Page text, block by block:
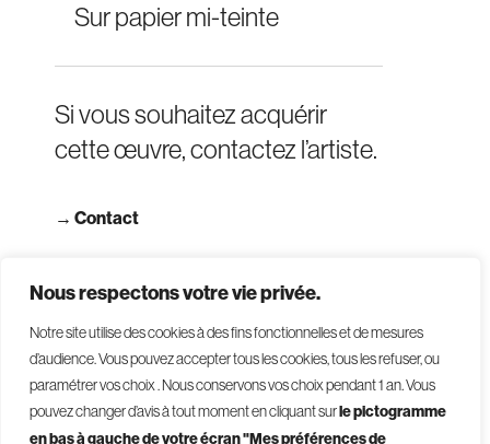
Nous respectons votre vie privée.
Notre site utilise des cookies à des fins fonctionnelles et de mesures
d’audience. Vous pouvez accepter tous les cookies, tous les refuser, ou
paramétrer vos choix . Nous conservons vos choix pendant 1 an.Vous
pouvez changer d’avis à tout moment en cliquant surle pictogramme
en bas à gauche de votre écran "Mes préférences de
Sur papier mi-teinte
Si vous souhaitez acquérir
cette œuvre, contactez l’artiste.
→ Contact